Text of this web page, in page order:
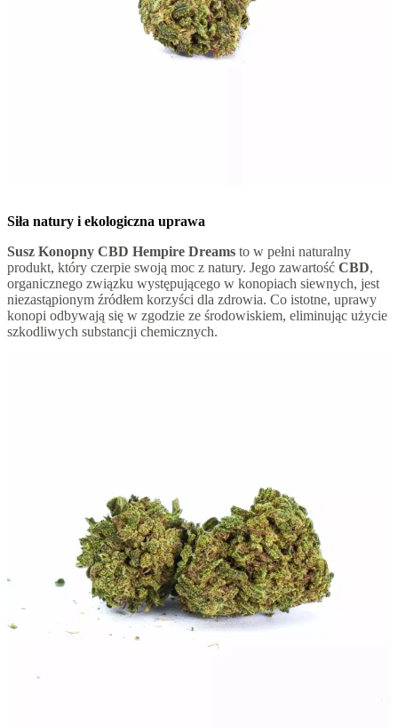
Siła natury i ekologiczna uprawa
Susz Konopny CBD Hempire Dreams to w pełni naturalny
produkt, który czerpie swoją moc z natury. Jego zawartość CBD,
organicznego związku występującego w konopiach siewnych, jest
niezastąpionym źródłem korzyści dla zdrowia. Co istotne, uprawy
konopi odbywają się w zgodzie ze środowiskiem, eliminując użycie
szkodliwych substancji chemicznych.